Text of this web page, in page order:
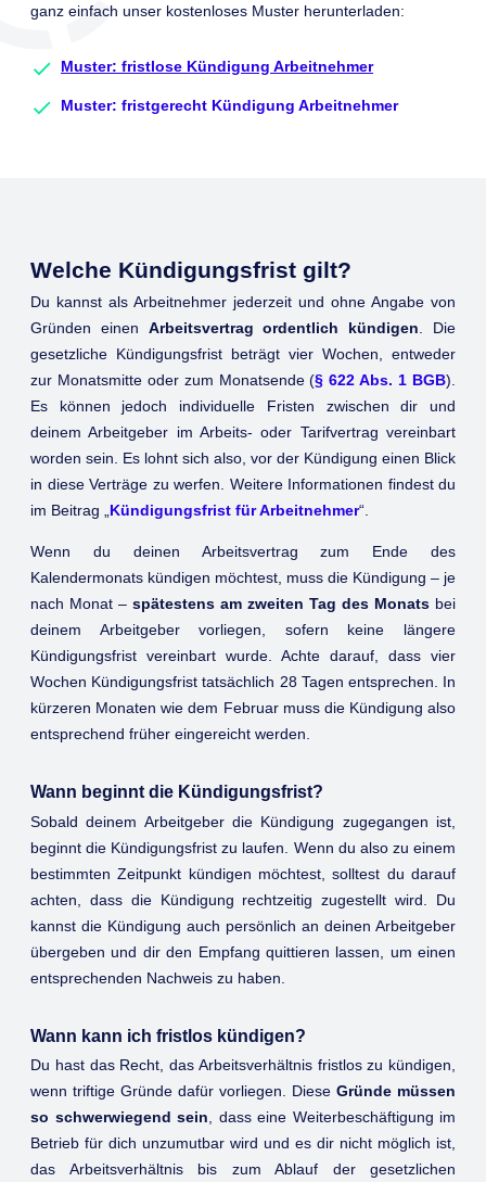
ganz einfach unser kostenloses Muster herunterladen:
Muster: fristlose Kündigung Arbeitnehmer
Muster: fristgerecht Kündigung Arbeitnehmer
Welche Kündigungsfrist gilt?
Du kannst als Arbeitnehmer jederzeit und ohne Angabe von
Gründen einen Arbeitsvertrag ordentlich kündigen. Die
gesetzliche Kündigungsfrist beträgt vier Wochen, entweder
zur Monatsmitte oder zum Monatsende (§ 622 Abs. 1 BGB).
Es können jedoch individuelle Fristen zwischen dir und
deinem Arbeitgeber im Arbeits- oder Tarifvertrag vereinbart
worden sein. Es lohnt sich also, vor der Kündigung einen Blick
in diese Verträge zu werfen. Weitere Informationen findest du
im Beitrag „Kündigungsfrist für Arbeitnehmer“.
Wenn du deinen Arbeitsvertrag zum Ende des
Kalendermonats kündigen möchtest, muss die Kündigung – je
nach Monat – spätestens am zweiten Tag des Monats bei
deinem Arbeitgeber vorliegen, sofern keine längere
Kündigungsfrist vereinbart wurde. Achte darauf, dass vier
Wochen Kündigungsfrist tatsächlich 28 Tagen entsprechen. In
kürzeren Monaten wie dem Februar muss die Kündigung also
entsprechend früher eingereicht werden.
Wann beginnt die Kündigungsfrist?
Sobald deinem Arbeitgeber die Kündigung zugegangen ist,
beginnt die Kündigungsfrist zu laufen. Wenn du also zu einem
bestimmten Zeitpunkt kündigen möchtest, solltest du darauf
achten, dass die Kündigung rechtzeitig zugestellt wird. Du
kannst die Kündigung auch persönlich an deinen Arbeitgeber
übergeben und dir den Empfang quittieren lassen, um einen
entsprechenden Nachweis zu haben.
Wann kann ich fristlos kündigen?
Du hast das Recht, das Arbeitsverhältnis fristlos zu kündigen,
wenn triftige Gründe dafür vorliegen. Diese Gründe müssen
so schwerwiegend sein , dass eine Weiterbeschäftigung im
Betrieb für dich unzumutbar wird und es dir nicht möglich ist,
das Arbeitsverhältnis bis zum Ablauf der gesetzlichen